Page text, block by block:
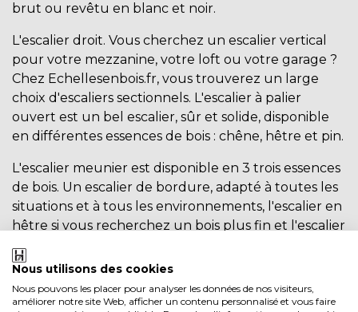
brut ou revêtu en blanc et noir.
L'escalier droit. Vous cherchez un escalier vertical
pour votre mezzanine, votre loft ou votre garage ?
Chez Echellesenbois.fr, vous trouverez un large
choix d'escaliers sectionnels. L'escalier à palier
ouvert est un bel escalier, sûr et solide, disponible
en différentes essences de bois : chêne, hêtre et pin.
L'escalier meunier est disponible en 3 trois essences
de bois. Un escalier de bordure, adapté à toutes les
situations et à tous les environnements, l'escalier en
hêtre si vous recherchez un bois plus fin et l'escalier
en chêne si vous recherchez un escalier de meunier
élégant. L'escalier en chêne est disponible brut,
mais aussi en noir ou avec une laque naturelle.
L'escalier en hêtre est également disponible en
Nous utilisons des cookies
Nous pouvons les placer pour analyser les données de nos visiteurs,
améliorer notre site Web, afficher un contenu personnalisé et vous faire